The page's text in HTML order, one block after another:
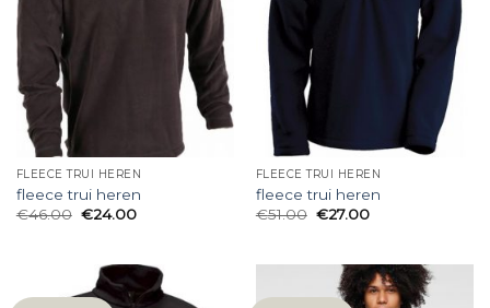
FLEECE TRUI HEREN
fleece trui heren
€46.00 €24.00
FLEECE TRUI HEREN
fleece trui heren
€51.00 €27.00